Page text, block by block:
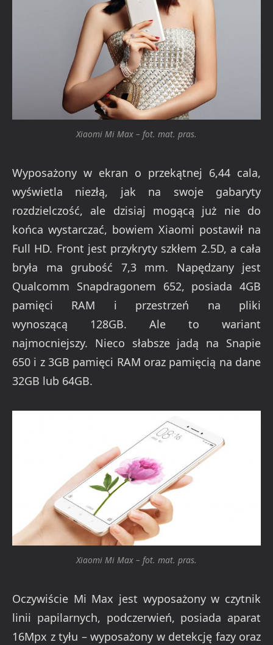
Xiaomi Mi Max – fot. mat. pras.
Wyposażony w ekran o przekątnej 6,44 cala,
wyświetla niezłą, jak na swoje gabaryty
rozdzielczość, ale dzisiaj mogącą już nie do
końca wystarczać, bowiem Xiaomi postawił na
Full HD. Front jest przykryty szkłem 2.5D, a cała
bryła ma grubość 7,3 mm. Napędzany jest
Qualcomm Snapdragonem 652, posiada 4GB
pamięci RAM i przestrzeń na pliki
wynoszącą 128GB. Ale to wariant
najmocniejszy. Nieco słabsze jadą na Snapie
650 i z 3GB pamięci RAM oraz pamięcią na dane
32GB lub 64GB.
Xiaomi Mi Max – fot. mat. pras.
Oczywiście Mi Max jest wyposażony w czytnik
linii papilarnych, podczerwień, posiada aparat
16Mpx z tyłu – wyposażony w detekcję fazy oraz